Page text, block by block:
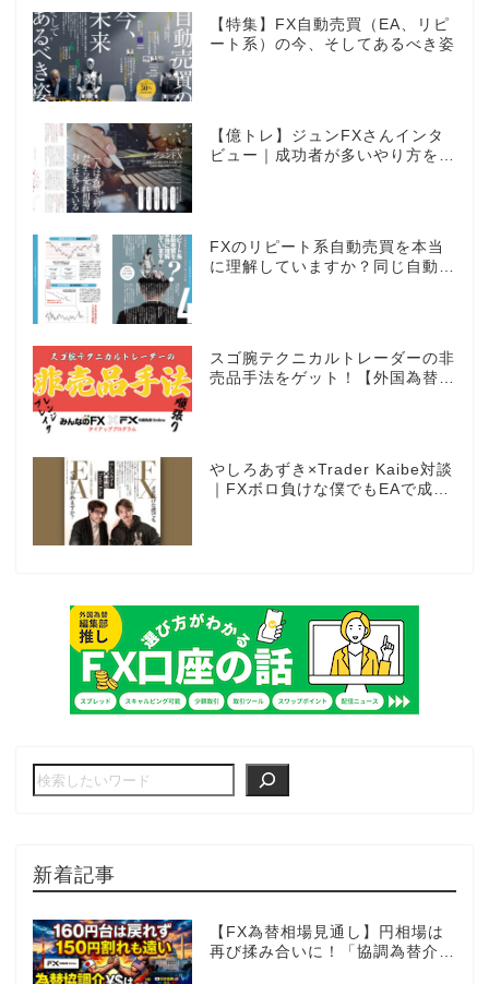
【特集】FX自動売買（EA、リピ
ート系）の今、そしてあるべき姿
【億トレ】ジュンFXさんインタ
ビュー｜成功者が多いやり方を選
FXのリピート系自動売買を本当
に理解していますか？同じ自動売
スゴ腕テクニカルトレーダーの非
売品手法をゲット！【外国為替×
やしろあずき×Trader Kaibe対談
｜FXボロ負けな僕でもEAで成り
新着記事
【FX為替相場見通し】円相場は
再び揉み合いに！「協調為替介